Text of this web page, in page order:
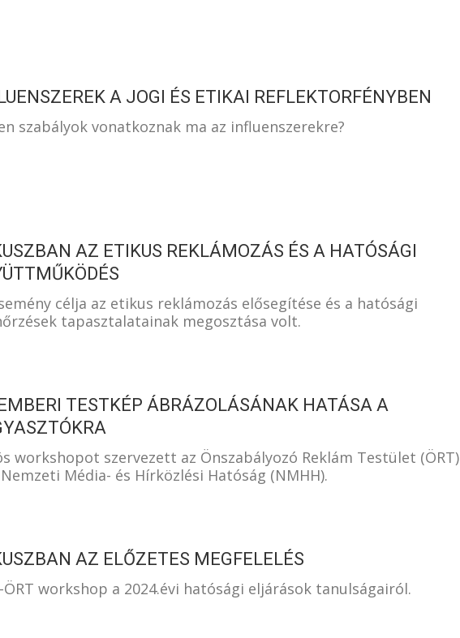
A JOGI ÉS ETIKAI REFLEKTORFÉNYBEN
szabályok vonatkoznak ma az influenszerekre?
AZ ETIKUS REKLÁMOZÁS ÉS A HATÓSÁGI
célja az etikus reklámozás elősegítése és a hatósági
tapasztalatainak megosztása volt.
TESTKÉP ÁBRÁZOLÁSÁNAK HATÁSA A
workshopot szervezett az Önszabályozó Reklám Testület (ÖRT)
Média- és Hírközlési Hatóság (NMHH).
AZ ELŐZETES MEGFELELÉS
ÖRT workshop a 2024.évi hatósági eljárások tanulságairól.